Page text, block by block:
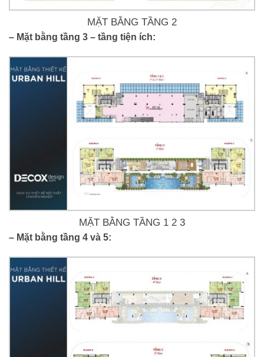
MẶT BẰNG TẦNG 2
– Mặt bằng tầng 3 – tầng tiện ích:
MẶT BẰNG TẦNG 1 2 3
– Mặt bằng tầng 4 và 5: